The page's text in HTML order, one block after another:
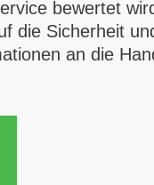
bewertet
die Sicherheit
an die